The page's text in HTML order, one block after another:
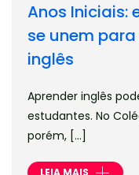
Anos Iniciais:
se unem
inglês
Aprender inglês
estudantes. No
porém, […]